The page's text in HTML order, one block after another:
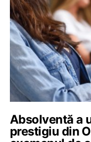
Absolventă a
prestigiu din